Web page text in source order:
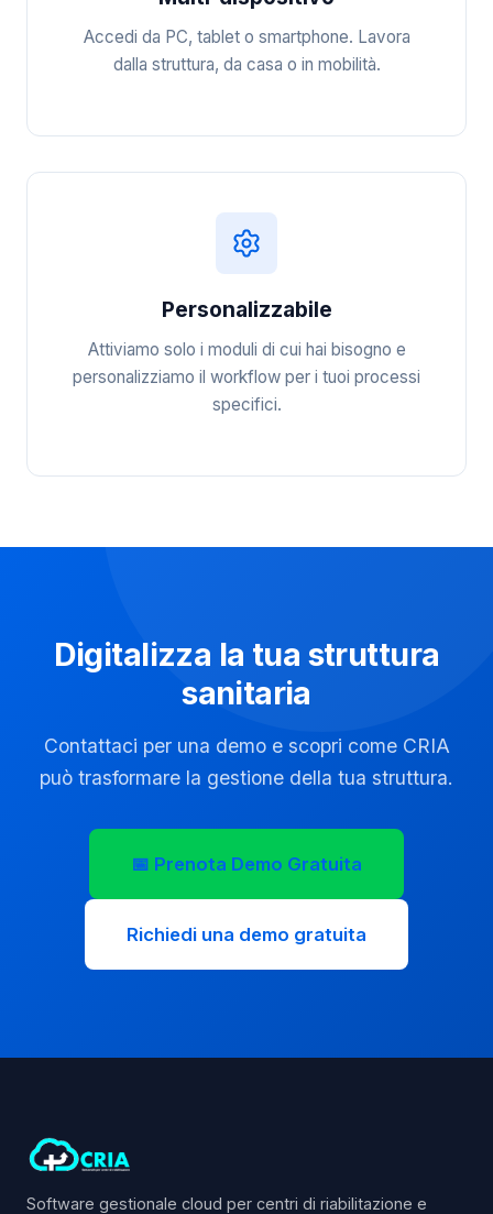
Accedi da PC, tablet o smartphone. Lavora
dalla struttura, da casa o in mobilità.
Personalizzabile
Attiviamo solo i moduli di cui hai bisogno e
personalizziamo il workflow per i tuoi processi
specifici.
Digitalizza la tua struttura
sanitaria
Contattaci per una demo e scopri come CRIA
può trasformare la gestione della tua struttura.
📅 Prenota Demo Gratuita
Richiedi una demo gratuita
Software gestionale cloud per centri di riabilitazione e